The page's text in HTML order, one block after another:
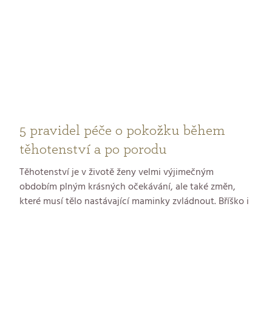
5 pravidel péče o pokožku během
těhotenství a po porodu
Těhotenství je v životě ženy velmi výjimečným
obdobím plným krásných očekávání, ale také změn,
které musí tělo nastávající maminky zvládnout. Bříško i